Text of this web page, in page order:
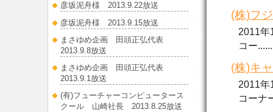
(株)フ
2011年
コー......
(株)キ
2011年
コーナ
彦坂泥舟様 2013.9.22放送
彦坂泥舟様 2013.9.15放送
まさゆめ企画 田頭正弘代表
2013.9.8放送
まさゆめ企画 田頭正弘代表
2013.9.1放送
(有)フューチャーコンピュータース
クール 山崎社長 2013.8.25放送